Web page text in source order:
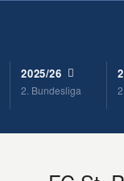
2025/26
2. Bundesliga